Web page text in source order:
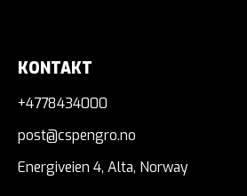
KONTAKT
+4778434000
post@cspengro.no
Energiveien 4, Alta, Norway